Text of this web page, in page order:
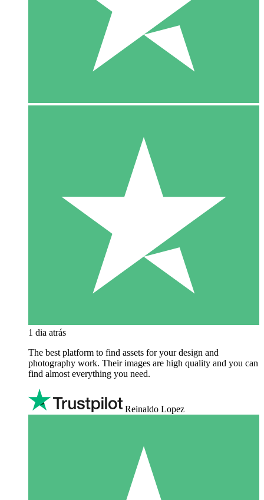
1 dia atrás
The best platform to find assets for your design and
photography work. Their images are high quality and you can
find almost everything you need.
Reinaldo Lopez